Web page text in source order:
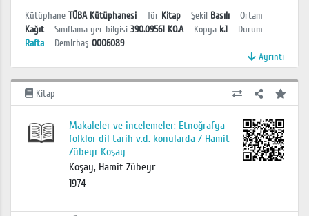
Kütüphane TÜBA Kütüphanesi Tür Kitap Şekil Basılı
Ortam
Kağıt
Sınıflama yer bilgisi 390.09561 KO.A Kopya k.1
Durum
Rafta
Demirbaş 0006089
Ayrıntı
Kitap
Makaleler ve incelemeler: Etnoğrafya
folklor dil tarih v.d. konularda / Hamit
Zübeyr Koşay
Koşay, Hamit Zübeyr
1974